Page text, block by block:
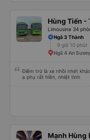
Hùng Tiến -
Limousine 34
Ngã 3 Thành
9 giờ 10 phút
Ngã 4 An
Điểm trừ là xe nhồi nhét
a phụ rất hiền, nhiệt tình
Mạnh Hùng